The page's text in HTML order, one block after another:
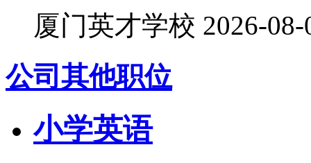
厦门英才学校 2026-08-
公司其他职位
小学英语